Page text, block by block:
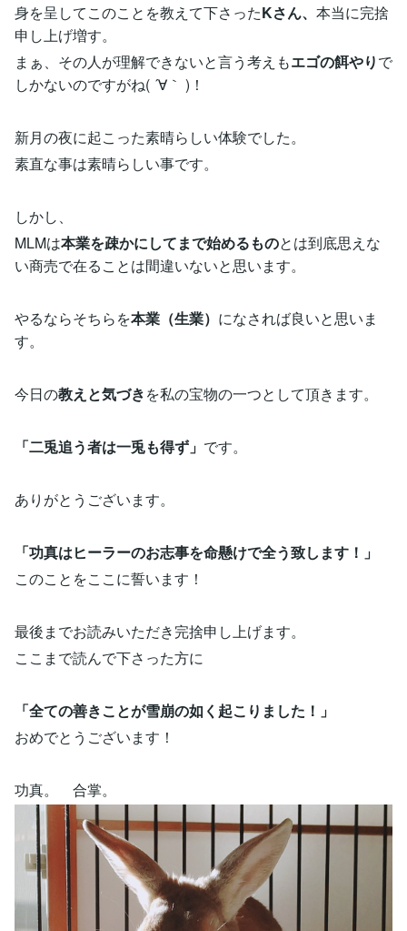
身を呈してこのことを教えて下さったKさん、 本当に完捨
申し上げ増す。
まぁ、その人が理解できないと言う考えもエゴの餌やりで
しかないのですがね( ´∀｀ )！
新月の夜に起こった素晴らしい体験でした。
素直な事は素晴らしい事です。
しかし、
MLMは本業を疎かにしてまで始めるものとは到底思えな
い商売で在ることは間違いないと思います。
やるならそちらを本業（生業） になされば良いと思いま
す。
今日の教えと気づきを私の宝物の一つとして頂きます。
「二兎追う者は一兎も得ず」 です。
ありがとうございます。
「功真はヒーラーのお志事を命懸けで全う致します！」
このことをここに誓います！
最後までお読みいただき完捨申し上げます。
ここまで読んで下さった方に
「全ての善きことが雪崩の如く起こりました！」
おめでとうございます！
功真。 合掌。